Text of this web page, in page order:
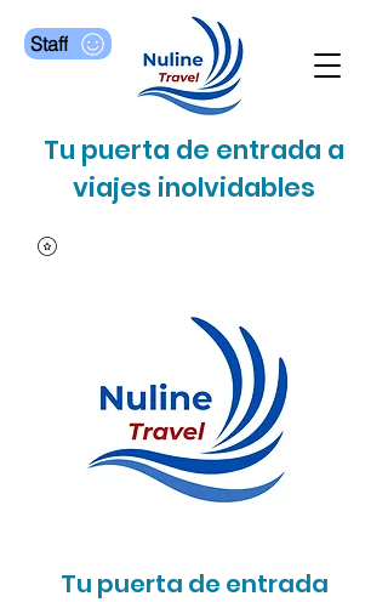
Staff
Tu puerta de entrada a
viajes inolvidables
Tu puerta de entrada